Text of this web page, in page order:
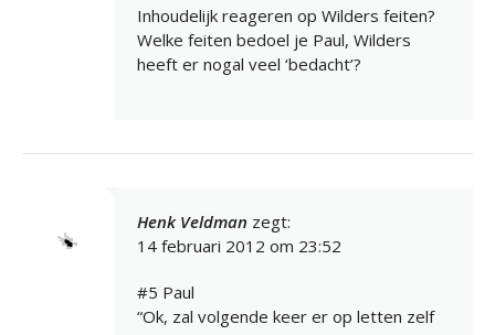
Inhoudelijk reageren op Wilders feiten?
Welke feiten bedoel je Paul, Wilders
heeft er nogal veel ‘bedacht’?
Henk Veldman zegt:
14 februari 2012 om 23:52
#5 Paul
“Ok, zal volgende keer er op letten zelf